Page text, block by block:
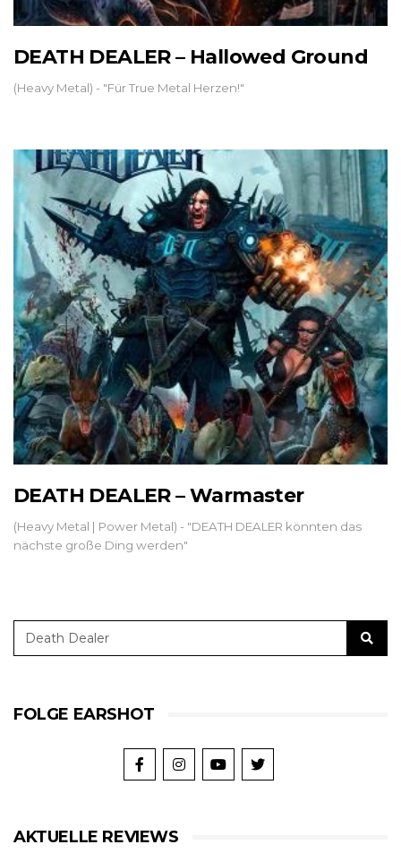
DEATH DEALER – Hallowed Ground
(Heavy Metal) - "Für True Metal Herzen!"
DEATH DEALER – Warmaster
(Heavy Metal | Power Metal) - "DEATH DEALER könnten das
nächste große Ding werden"
FOLGE EARSHOT
AKTUELLE REVIEWS